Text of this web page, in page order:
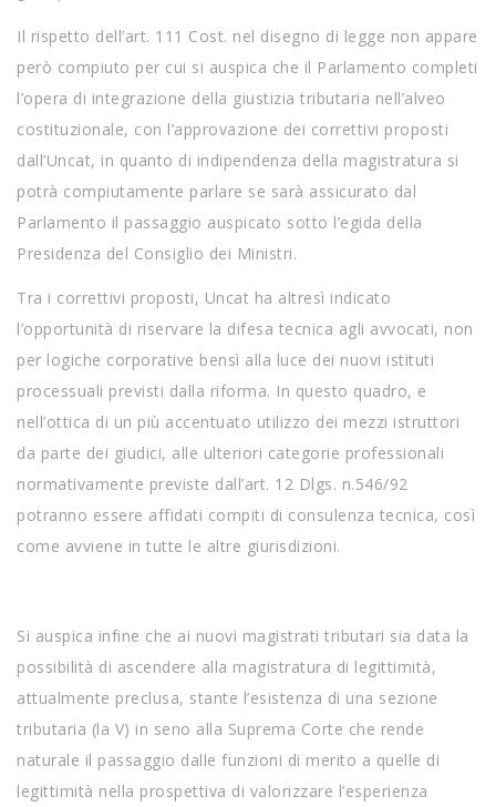
Il rispetto dell’art. 111 Cost. nel disegno di legge non appare
però compiuto per cui si auspica che il Parlamento completi
l’opera di integrazione della giustizia tributaria nell’alveo
costituzionale, con l’approvazione dei correttivi proposti
dall’Uncat, in quanto di indipendenza della magistratura si
potrà compiutamente parlare se sarà assicurato dal
Parlamento il passaggio auspicato sotto l’egida della
Presidenza del Consiglio dei Ministri.
Tra i correttivi proposti, Uncat ha altresì indicato
l’opportunità di riservare la difesa tecnica agli avvocati, non
per logiche corporative bensì alla luce dei nuovi istituti
processuali previsti dalla riforma. In questo quadro, e
nell’ottica di un più accentuato utilizzo dei mezzi istruttori
da parte dei giudici, alle ulteriori categorie professionali
normativamente previste dall’art. 12 Dlgs. n.546/92
potranno essere affidati compiti di consulenza tecnica, così
come avviene in tutte le altre giurisdizioni.
Si auspica infine che ai nuovi magistrati tributari sia data la
possibilità di ascendere alla magistratura di legittimità,
attualmente preclusa, stante l’esistenza di una sezione
tributaria (la V) in seno alla Suprema Corte che rende
naturale il passaggio dalle funzioni di merito a quelle di
legittimità nella prospettiva di valorizzare l’esperienza